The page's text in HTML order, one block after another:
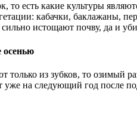
то есть какие культуры
кабачки, баклажаны,
истощают почву, да и
осенью
из зубков, то озимый
уже на следующий год после